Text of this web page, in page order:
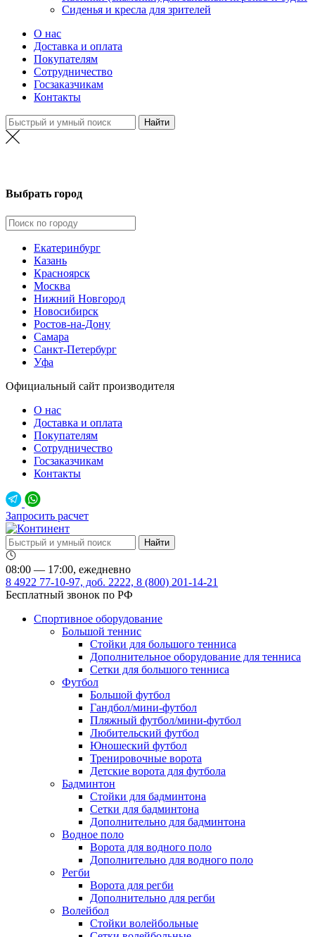
Сиденья и кресла для зрителей
О нас
Доставка и оплата
Покупателям
Сотрудничество
Госзаказчикам
Контакты
Выбрать город
Екатеринбург
Казань
Красноярск
Москва
Нижний Новгород
Новосибирск
Ростов-на-Дону
Самара
Санкт-Петербург
Уфа
Официальный сайт производителя
О нас
Доставка и оплата
Покупателям
Сотрудничество
Госзаказчикам
Контакты
Запросить расчет
08:00 — 17:00, ежедневно
8 4922 77-10-97, доб. 2222, 8 (800) 201-14-21
Бесплатный звонок по РФ
Спортивное оборудование
Большой теннис
Стойки для большого тенниса
Дополнительное оборудование для тенниса
Сетки для большого тенниса
Футбол
Большой футбол
Гандбол/мини-футбол
Пляжный футбол/мини-футбол
Любительский футбол
Юношеский футбол
Тренировочные ворота
Детские ворота для футбола
Бадминтон
Стойки для бадминтона
Сетки для бадминтона
Дополнительно для бадминтона
Водное поло
Ворота для водного поло
Дополнительно для водного поло
Регби
Ворота для регби
Дополнительно для регби
Волейбол
Стойки волейбольные